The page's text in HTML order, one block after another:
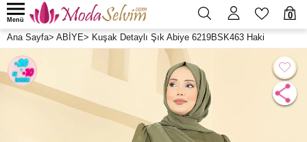
0
Menü
Ana Sayfa> ABİYE> Kuşak Detaylı Şık Abiye 6219BSK463 Haki